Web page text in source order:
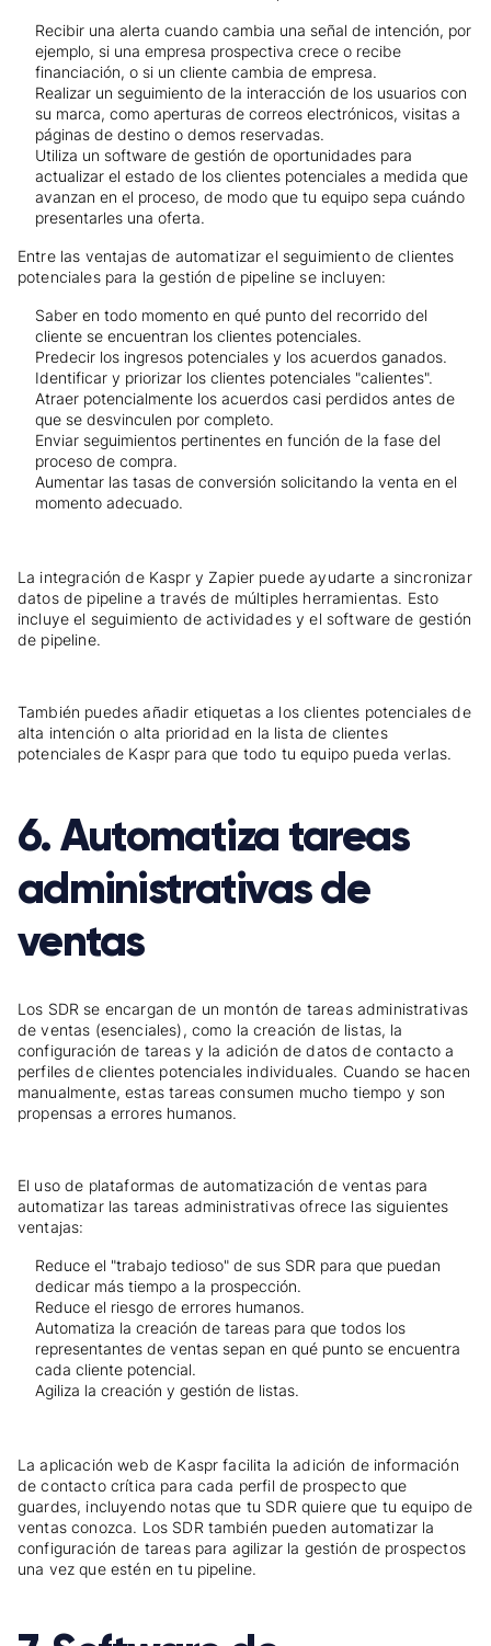
Recibir una alerta cuando cambia una señal de intención, por
ejemplo, si una empresa prospectiva crece o recibe
financiación, o si un cliente cambia de empresa.
Realizar un seguimiento de la interacción de los usuarios con
su marca, como aperturas de correos electrónicos, visitas a
páginas de destino o demos reservadas.
Utiliza un software de gestión de oportunidades para
actualizar el estado de los clientes potenciales a medida que
avanzan en el proceso, de modo que tu equipo sepa cuándo
presentarles una oferta.
Entre las ventajas de automatizar el seguimiento de clientes
potenciales para la gestión de pipeline se incluyen:
Saber en todo momento en qué punto del recorrido del
cliente se encuentran los clientes potenciales.
Predecir los ingresos potenciales y los acuerdos ganados.
Identificar y priorizar los clientes potenciales "calientes".
Atraer potencialmente los acuerdos casi perdidos antes de
que se desvinculen por completo.
Enviar seguimientos pertinentes en función de la fase del
proceso de compra.
Aumentar las tasas de conversión solicitando la venta en el
momento adecuado.
La integración de Kaspr y Zapier puede ayudarte a sincronizar
datos de pipeline a través de múltiples herramientas. Esto
incluye el seguimiento de actividades y el software de gestión
de pipeline.
También puedes añadir etiquetas a los clientes potenciales de
alta intención o alta prioridad en la lista de clientes
potenciales de Kaspr para que todo tu equipo pueda verlas.
6. Automatiza tareas
administrativas de
ventas
Los SDR se encargan de un montón de tareas administrativas
de ventas (esenciales), como la creación de listas, la
configuración de tareas y la adición de datos de contacto a
perfiles de clientes potenciales individuales. Cuando se hacen
manualmente, estas tareas consumen mucho tiempo y son
propensas a errores humanos.
El uso de plataformas de automatización de ventas para
automatizar las tareas administrativas ofrece las siguientes
ventajas:
Reduce el "trabajo tedioso" de sus SDR para que puedan
dedicar más tiempo a la prospección.
Reduce el riesgo de errores humanos.
Automatiza la creación de tareas para que todos los
representantes de ventas sepan en qué punto se encuentra
cada cliente potencial.
Agiliza la creación y gestión de listas.
La aplicación web de Kaspr facilita la adición de información
de contacto crítica para cada perfil de prospecto que
guardes, incluyendo notas que tu SDR quiere que tu equipo de
ventas conozca. Los SDR también pueden automatizar la
configuración de tareas para agilizar la gestión de prospectos
una vez que estén en tu pipeline.